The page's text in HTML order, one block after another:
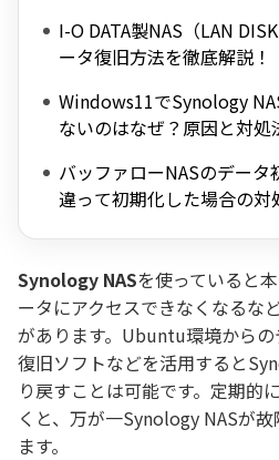
I-O DATA製NAS（LAN
ータ復旧方法を徹底解説！
Windows11でSynology
ないのはなぜ？原因と対処
バッファローNASのデータ
違って初期化した場合の対
Synology NASを使っていると
ータにアクセスできなくなるな
があります。Ubuntu環境から
復旧ソフトなどを活用すると
り戻すことは可能です。定期的
くと、万が一Synology NASが
ます。